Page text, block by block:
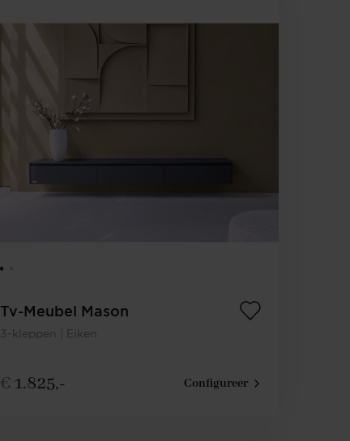
Tv-Meubel Mason
3-kleppen | Eiken
€ 1.825,- Configureer